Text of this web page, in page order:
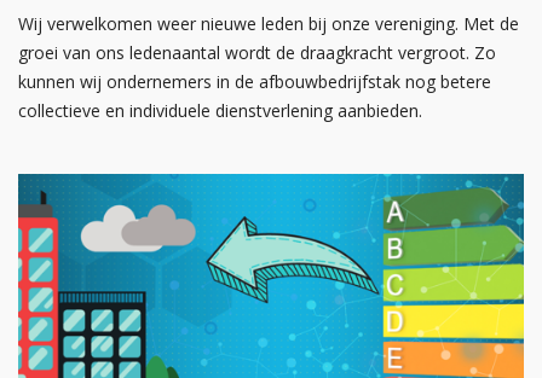
Wij verwelkomen weer nieuwe leden bij onze vereniging. Met de
groei van ons ledenaantal wordt de draagkracht vergroot. Zo
kunnen wij ondernemers in de afbouwbedrijfstak nog betere
collectieve en individuele dienstverlening aanbieden.